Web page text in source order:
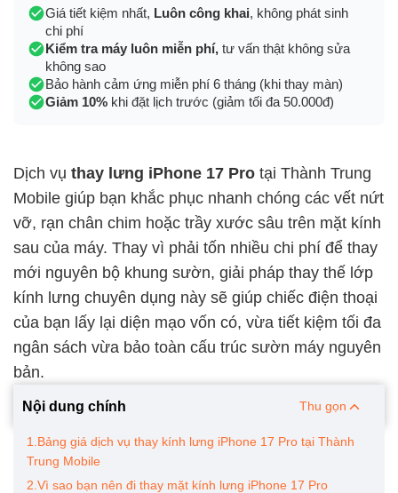
Giá tiết kiệm nhất, Luôn công khai, không phát sinh
chi phí
Kiểm tra máy luôn miễn phí, tư vấn thật không sửa
không sao
Bảo hành cảm ứng miễn phí 6 tháng (khi thay màn)
Giảm 10% khi đặt lịch trước (giảm tối đa 50.000đ)
Dịch vụ thay lưng iPhone 17 Pro tại Thành Trung
Mobile giúp bạn khắc phục nhanh chóng các vết nứt
vỡ, rạn chân chim hoặc trầy xước sâu trên mặt kính
sau của máy. Thay vì phải tốn nhiều chi phí để thay
mới nguyên bộ khung sườn, giải pháp thay thế lớp
kính lưng chuyên dụng này sẽ giúp chiếc điện thoại
của bạn lấy lại diện mạo vốn có, vừa tiết kiệm tối đa
ngân sách vừa bảo toàn cấu trúc sườn máy nguyên
bản.
Nội dung chính Thu gọn
1.Bảng giá dịch vụ thay kính lưng iPhone 17 Pro tại Thành
Trung Mobile
2.Vì sao bạn nên đi thay mặt kính lưng iPhone 17 Pro